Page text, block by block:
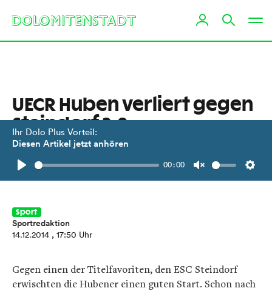
Ihr Dolo Plus Vorteil:
Diesen Artikel jetzt anhören
Play
00:00
Unmute
UECR Huben verliert gegen
Steindorf 3:8
Hausherren ab der Halbzeit auf
verlorenem Posten.
Sport
Sportredaktion
14.12.2014 , 17:50 Uhr
Gegen einen der Titelfavoriten, den ESC Steindorf
erwischten die Hubener einen guten Start. Schon nach